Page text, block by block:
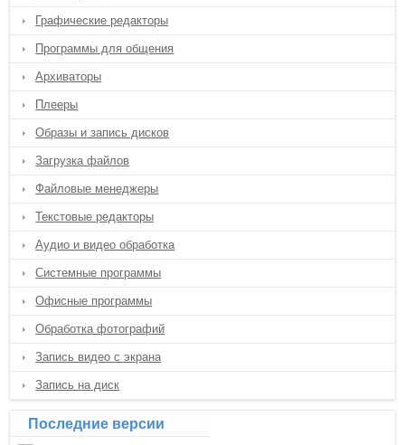
Графические редакторы
Программы для общения
Архиваторы
Плееры
Образы и запись дисков
Загрузка файлов
Файловые менеджеры
Текстовые редакторы
Аудио и видео обработка
Системные программы
Офисные программы
Обработка фотографий
Запись видео с экрана
Запись на диск
Последние версии